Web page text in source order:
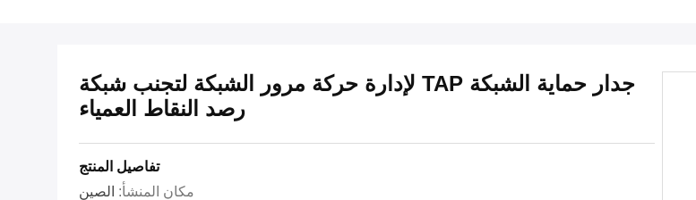
جدار حماية الشبكة TAP لإدارة حركة مرور الشبكة لتجنب شبكة
رصد النقاط العمياء
تفاصيل المنتج
مكان المنشأ: الصين